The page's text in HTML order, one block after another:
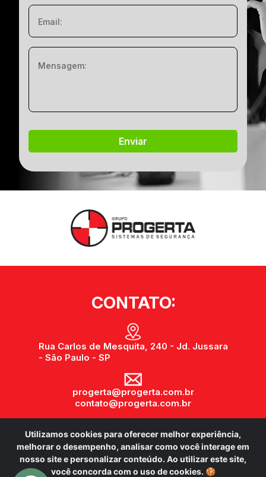
Utilizamos cookies para oferecer melhor experiência,
melhorar o desempenho, analisar como você interage em
nosso site e personalizar conteúdo. Ao utilizar este site,
você concorda com o uso de cookies. 🍪
CONTATO:
Rua Carlos de Mesquita, 240 - Jd. Jussara
- São Paulo - SP
progerta@progerta.com.br
contato@progerta.com.br
(11) 3743-0743